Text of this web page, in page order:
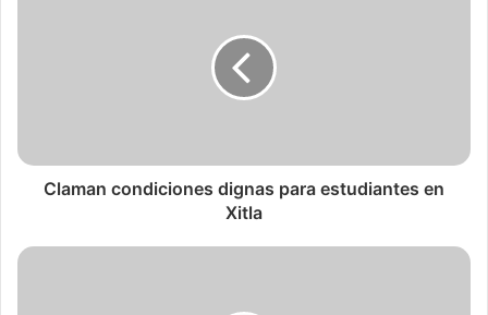
Claman condiciones dignas para estudiantes en
Xitla